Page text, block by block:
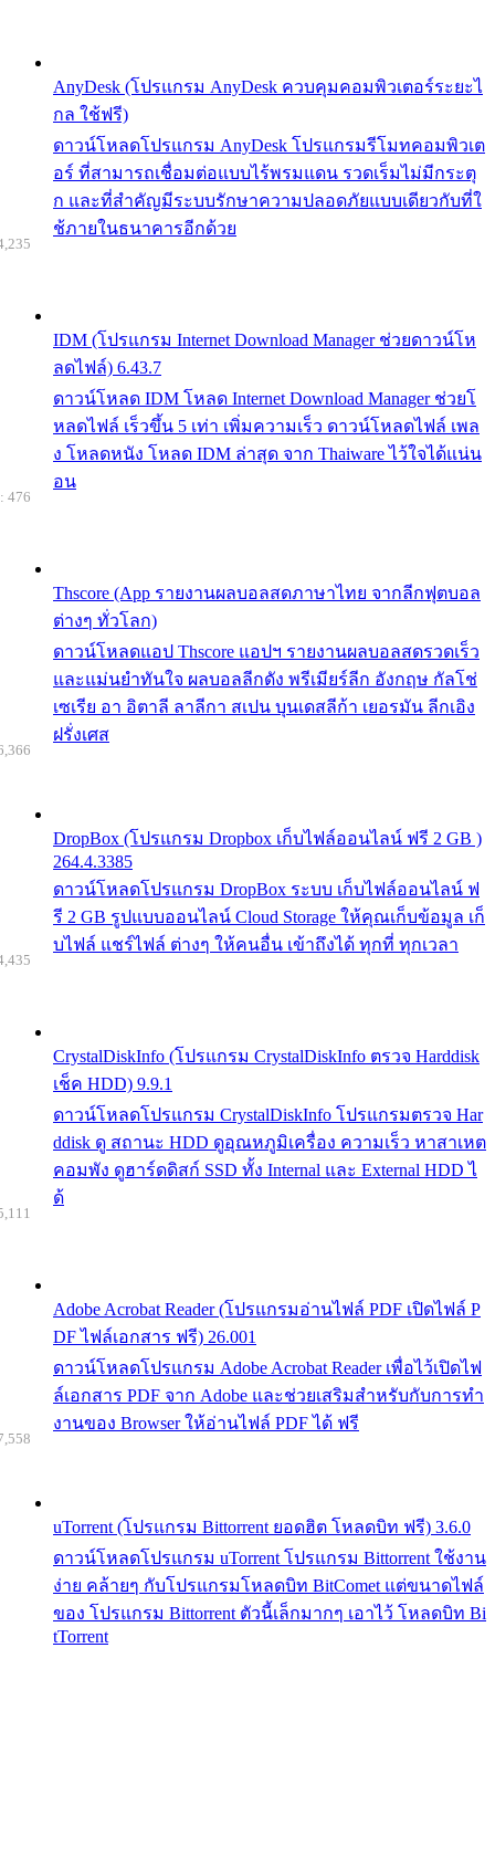
AnyDesk (โปรแกรม AnyDesk ควบคุมคอมพิวเตอร์ระยะไ
กล ใช้ฟรี)
ดาวน์โหลดโปรแกรม AnyDesk โปรแกรมรีโมทคอมพิวเต
อร์ ที่สามารถเชื่อมต่อแบบไร้พรมแดน รวดเร็มไม่มีกระตุ
ก และที่สำคัญมีระบบรักษาความปลอดภัยแบบเดียวกับที่ใ
ช้ภายในธนาคารอีกด้วย
IDM (โปรแกรม Internet Download Manager ช่วยดาวน์โห
ลดไฟล์) 6.43.7
ดาวน์โหลด IDM โหลด Internet Download Manager ช่วยโ
หลดไฟล์ เร็วขึ้น 5 เท่า เพิ่มความเร็ว ดาวน์โหลดไฟล์ เพล
ง โหลดหนัง โหลด IDM ล่าสุด จาก Thaiware ไว้ใจได้แน่น
อน
Thscore (App รายงานผลบอลสดภาษาไทย จากลีกฟุตบอล
ต่างๆ ทั่วโลก)
ดาวน์โหลดแอป Thscore แอปฯ รายงานผลบอลสดรวดเร็ว
และแม่นยำทันใจ ผลบอลลีกดัง พรีเมียร์ลีก อังกฤษ กัลโช่
เซเรีย อา อิตาลี ลาลีกา สเปน บุนเดสลีก้า เยอรมัน ลีกเอิง
ฝรั่งเศส
476
DropBox (โปรแกรม Dropbox เก็บไฟล์ออนไลน์ ฟรี 2 GB )
264.4.3385
ดาวน์โหลดโปรแกรม DropBox ระบบ เก็บไฟล์ออนไลน์ ฟ
รี 2 GB รูปแบบออนไลน์ Cloud Storage ให้คุณเก็บข้อมูล เก็
บไฟล์ แชร์ไฟล์ ต่างๆ ให้คนอื่น เข้าถึงได้ ทุกที่ ทุกเวลา
CrystalDiskInfo (โปรแกรม CrystalDiskInfo ตรวจ Harddisk
เช็ค HDD) 9.9.1
ดาวน์โหลดโปรแกรม CrystalDiskInfo โปรแกรมตรวจ Har
ddisk ดู สถานะ HDD ดูอุณหภูมิเครื่อง ความเร็ว หาสาเหต
คอมพัง ดูฮาร์ดดิสก์ SSD ทั้ง Internal และ External HDD ไ
ด้
Adobe Acrobat Reader (โปรแกรมอ่านไฟล์ PDF เปิดไฟล์ P
DF ไฟล์เอกสาร ฟรี) 26.001
ดาวน์โหลดโปรแกรม Adobe Acrobat Reader เพื่อไว้เปิดไฟ
ล์เอกสาร PDF จาก Adobe และช่วยเสริมสำหรับกับการทำ
งานของ Browser ให้อ่านไฟล์ PDF ได้ ฟรี
uTorrent (โปรแกรม Bittorrent ยอดฮิต โหลดบิท ฟรี) 3.6.0
ดาวน์โหลดโปรแกรม uTorrent โปรแกรม Bittorrent ใช้งาน
ง่าย คล้ายๆ กับโปรแกรมโหลดบิท BitComet แต่ขนาดไฟล์
ของ โปรแกรม Bittorrent ตัวนี้เล็กมากๆ เอาไว้ โหลดบิท Bi
tTorrent